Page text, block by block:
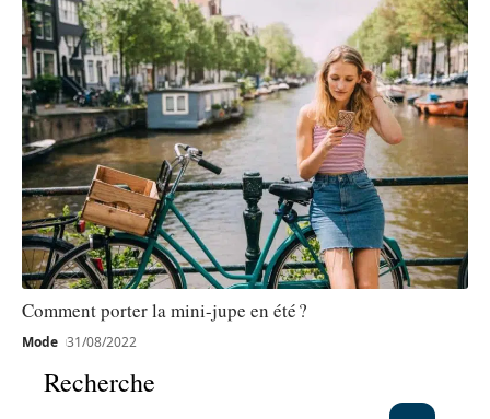
Comment porter la mini-jupe en été ?
Mode 31/08/2022
Recherche